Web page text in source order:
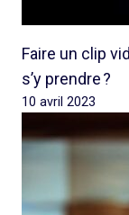
Faire un clip
s’y prendre ?
10 avril 2023